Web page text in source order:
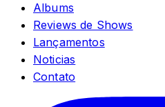
Albums
Reviews de Shows
Lançamentos
Noticias
Contato